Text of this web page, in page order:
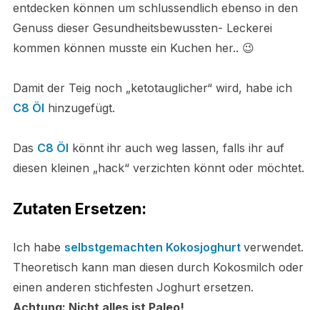
entdecken können um schlussendlich ebenso in den
Genuss dieser Gesundheitsbewussten- Leckerei
kommen können musste ein Kuchen her.. 😉
Damit der Teig noch „ketotauglicher“ wird, habe ich
C8 Öl hinzugefügt.
Das C8 Öl könnt ihr auch weg lassen, falls ihr auf
diesen kleinen „hack“ verzichten könnt oder möchtet.
Zutaten Ersetzen:
Ich habe selbstgemachten Kokosjoghurt verwendet.
Theoretisch kann man diesen durch Kokosmilch oder
einen anderen stichfesten Joghurt ersetzen.
Achtung: Nicht alles ist Paleo!